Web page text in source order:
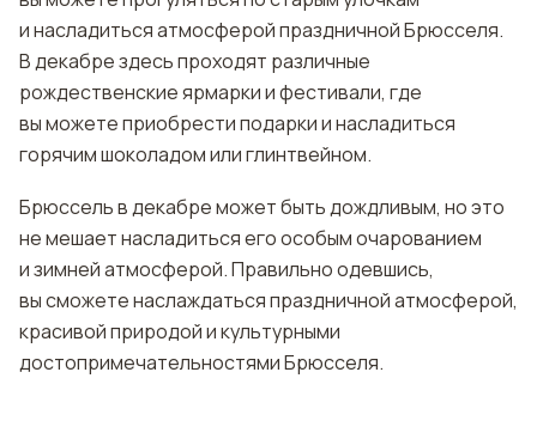
и насладиться атмосферой праздничной Брюсселя.
В декабре здесь проходят различные
рождественские ярмарки и фестивали, где
вы можете приобрести подарки и насладиться
горячим шоколадом или глинтвейном.
Брюссель в декабре может быть дождливым, но это
не мешает насладиться его особым очарованием
и зимней атмосферой. Правильно одевшись,
вы сможете наслаждаться праздничной атмосферой,
красивой природой и культурными
достопримечательностями Брюсселя.